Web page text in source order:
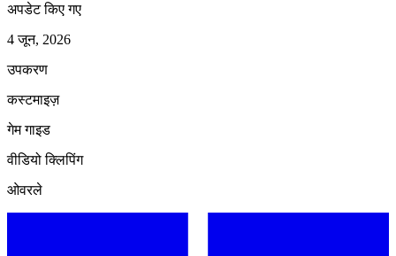
अपडेट किए गए
4 जून, 2026
उपकरण
कस्टमाइज़
गेम गाइड
वीडियो क्लिपिंग
ओवरले